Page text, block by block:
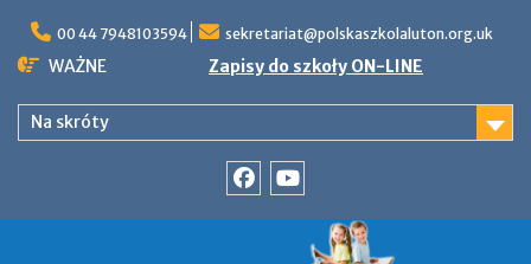
content
00 44 7948103594 sekretariat@polskaszkolaluton.org.uk
WAŻNE Zapisy do szkoły ON-LINE
Na skróty